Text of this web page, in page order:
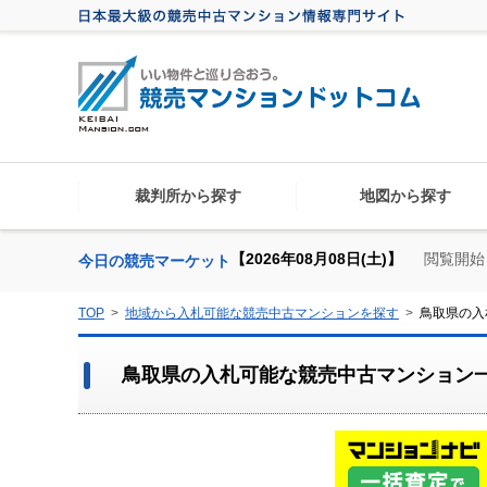
裁判所から探す 地図から探す
今日の競売マーケット 【2026年08月08日(土)】 閲覧開
TOP 地域から入札可能な競売中古マンションを探す 鳥取県の
鳥取県の入札可能な競売中古マンション